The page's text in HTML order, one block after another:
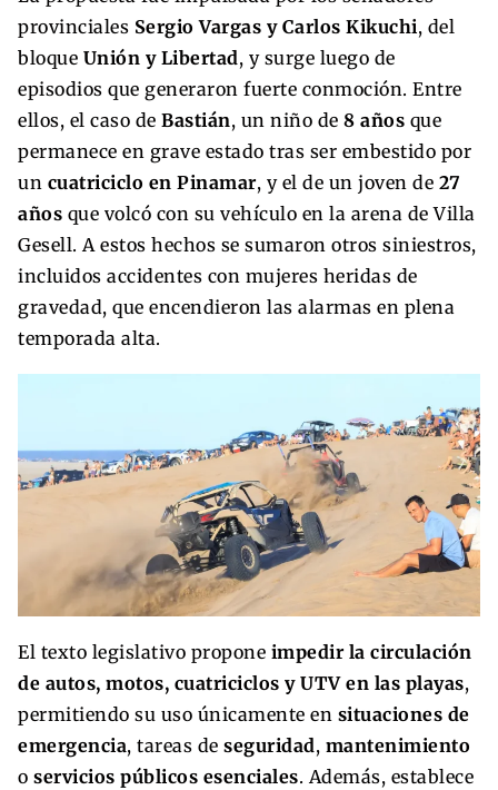
provinciales Sergio Vargas y Carlos Kikuchi, del
bloque Unión y Libertad, y surge luego de
episodios que generaron fuerte conmoción. Entre
ellos, el caso de Bastián, un niño de 8 años que
permanece en grave estado tras ser embestido por
un cuatriciclo en Pinamar, y el de un joven de 27
años que volcó con su vehículo en la arena de Villa
Gesell. A estos hechos se sumaron otros siniestros,
incluidos accidentes con mujeres heridas de
gravedad, que encendieron las alarmas en plena
temporada alta.
El texto legislativo propone impedir la circulación
de autos, motos, cuatriciclos y UTV en las playas,
permitiendo su uso únicamente en situaciones de
emergencia, tareas de seguridad, mantenimiento
o servicios públicos esenciales. Además, establece